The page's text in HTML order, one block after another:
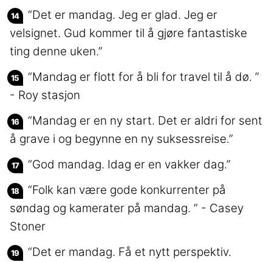
“Det er mandag. Jeg er glad. Jeg er
velsignet. Gud kommer til å gjøre fantastiske
ting denne uken.”
“Mandag er flott for å bli for travel til å dø. ”
- Roy stasjon
“Mandag er en ny start. Det er aldri for sent
å grave i og begynne en ny suksessreise.”
“God mandag. Idag er en vakker dag.”
“Folk kan være gode konkurrenter på
søndag og kamerater på mandag. ” - Casey
Stoner
“Det er mandag. Få et nytt perspektiv.